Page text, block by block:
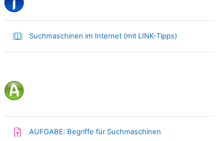
Suchmaschinen im Internet (mit LINK-Tipps)
AUFGABE: Begriffe für Suchmaschinen